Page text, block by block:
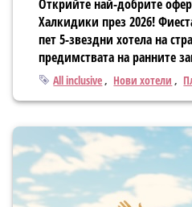
Открийте най-добрите
Халкидики през 2026!
пет 5-звездни хотела на
предимствата на ранните
Тагове
All inclusive Нови хотели